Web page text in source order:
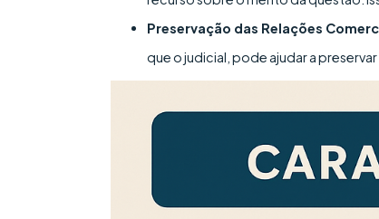
Preservação das Relações
que o judicial, pode ajudar a